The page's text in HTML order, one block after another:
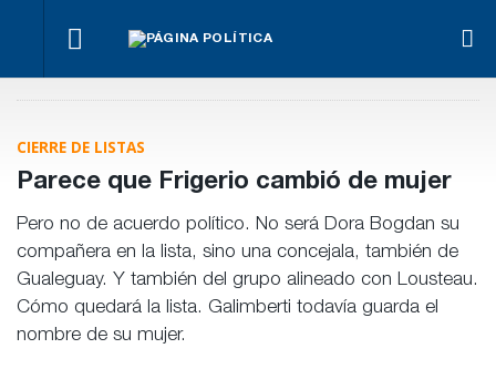
Hacer lo
difícil
El
oficialismo
la reforma
con el
Para Bahl, la
gestión
CIERRE DE LISTAS
Parece que Frigerio cambió de mujer
Pero no de acuerdo político. No será Dora Bogdan su
compañera en la lista, sino una concejala, también de
Gualeguay. Y también del grupo alineado con Lousteau.
Cómo quedará la lista. Galimberti todavía guarda el
nombre de su mujer.